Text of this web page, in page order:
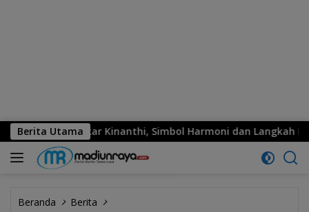
Berita Utama
Sekar Kinanthi, Simbol Harmoni dan Langkah Maju
Beranda Berita